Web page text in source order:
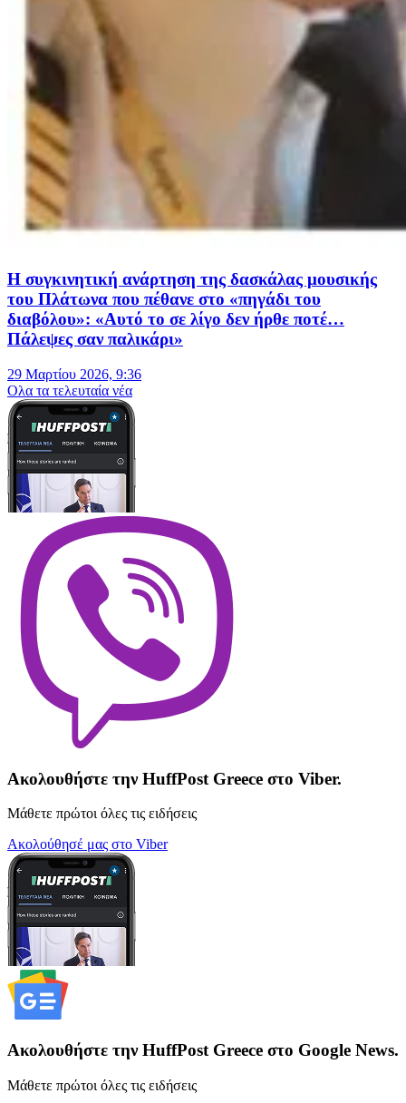
Η συγκινητική ανάρτηση της δασκάλας μουσικής
του Πλάτωνα που πέθανε στο «πηγάδι του
διαβόλου»: «Αυτό το σε λίγο δεν ήρθε ποτέ…
Πάλεψες σαν παλικάρι»
29 Μαρτίου 2026, 9:36
Oλα τα τελευταία νέα
Ακολουθήστε την HuffPost Greece στο Viber.
Μάθετε πρώτοι όλες τις ειδήσεις
Ακολούθησέ μας στο Viber
Ακολουθήστε την HuffPost Greece στο Google News.
Μάθετε πρώτοι όλες τις ειδήσεις